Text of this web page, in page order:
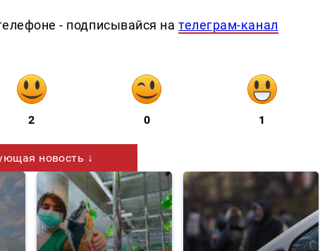
- подписывайся нателеграм-канал
2 0 1
новость ↓